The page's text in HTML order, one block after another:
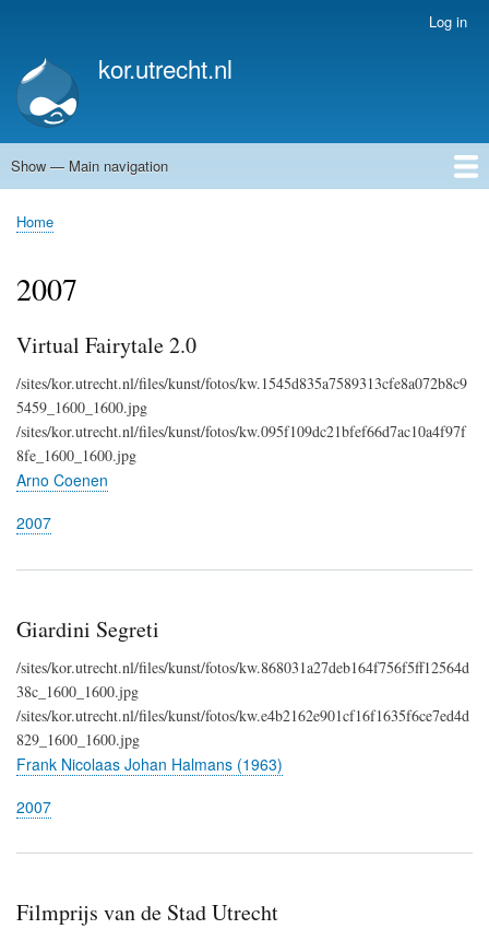
account
menu
Log in
kor.utrecht.nl
Main
Show — Main navigation
Home
Kunstwerken
Actueel
Routes
Breadcrumb
Home
2007
Virtual Fairytale 2.0
/sites/kor.utrecht.nl/files/kunst/fotos/kw.1545d835a7589313cfe8a072b8c9
5459_1600_1600.jpg
/sites/kor.utrecht.nl/files/kunst/fotos/kw.095f109dc21bfef66d7ac10a4f97f
8fe_1600_1600.jpg
Arno Coenen
2007
Giardini Segreti
/sites/kor.utrecht.nl/files/kunst/fotos/kw.868031a27deb164f756f5ff12564d
38c_1600_1600.jpg
/sites/kor.utrecht.nl/files/kunst/fotos/kw.e4b2162e901cf16f1635f6ce7ed4d
829_1600_1600.jpg
Frank Nicolaas Johan Halmans (1963)
2007
Filmprijs van de Stad Utrecht